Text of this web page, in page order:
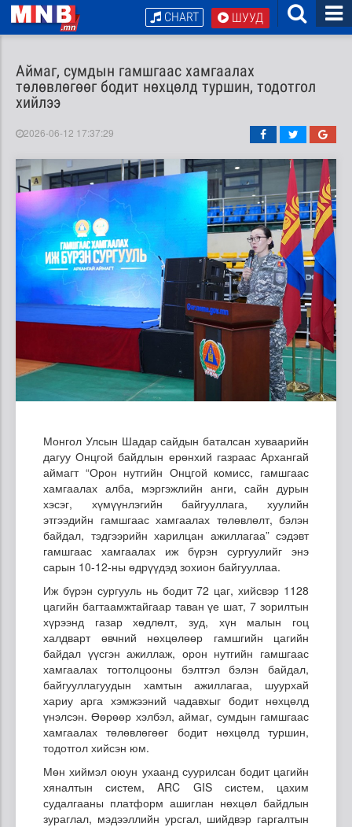
ШУУД
CHART
Аймаг, сумдын гамшгаас хамгаалах
төлөвлөгөөг бодит нөхцөлд туршин, тодотгол
хийлээ
2026-06-12 17:37:29
Монгол Улсын Шадар сайдын баталсан хуваарийн
дагуу Онцгой байдлын ерөнхий газраас Архангай
аймагт “Орон нутгийн Онцгой комисс, гамшгаас
хамгаалах алба, мэргэжлийн анги, сайн дурын
хэсэг, хүмүүнлэгийн байгууллага, хуулийн
этгээдийн гамшгаас хамгаалах төлөвлөлт, бэлэн
байдал, тэдгээрийн харилцан ажиллагаа” сэдэвт
гамшгаас хамгаалах иж бүрэн сургуулийг энэ
сарын 10-12-ны өдрүүдэд зохион байгууллаа.
Иж бүрэн сургууль нь бодит 72 цаг, хийсвэр 1128
цагийн багтаамжтайгаар таван үе шат, 7 зорилтын
хүрээнд газар хөдлөлт, зуд, хүн малын гоц
халдварт өвчний нөхцөлөөр гамшгийн цагийн
байдал үүсгэн ажиллаж, орон нутгийн гамшгаас
хамгаалах тогтолцооны бэлтгэл бэлэн байдал,
байгууллагуудын хамтын ажиллагаа, шуурхай
хариу арга хэмжээний чадавхыг бодит нөхцөлд
үнэлсэн. Өөрөөр хэлбэл, аймаг, сумдын гамшгаас
хамгаалах төлөвлөгөөг бодит нөхцөлд туршин,
тодотгол хийсэн юм.
Мөн хиймэл оюун ухаанд суурилсан бодит цагийн
хяналтын систем, ARC GIS систем, цахим
судалгааны платформ ашиглан нөхцөл байдлын
зураглал, мэдээллийн урсгал, шийдвэр гаргалтын